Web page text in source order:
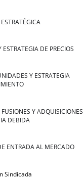
DE PRECIOS
Y ESTRATEGIA
Y ADQUISICIONES
DEBIDA
ENTRADA AL MERCADO
Sindicada